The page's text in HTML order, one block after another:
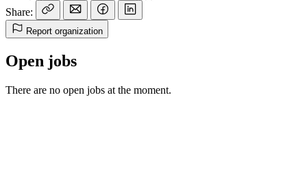
Share:
Report organization
Open jobs
There are no open jobs at the moment.